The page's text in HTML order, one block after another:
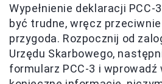
Wypełnienie deklaracji PCC-
być trudne, wręcz
przygoda. Rozpocznij od
Urzędu Skarbowego,
formularz PCC-3 i